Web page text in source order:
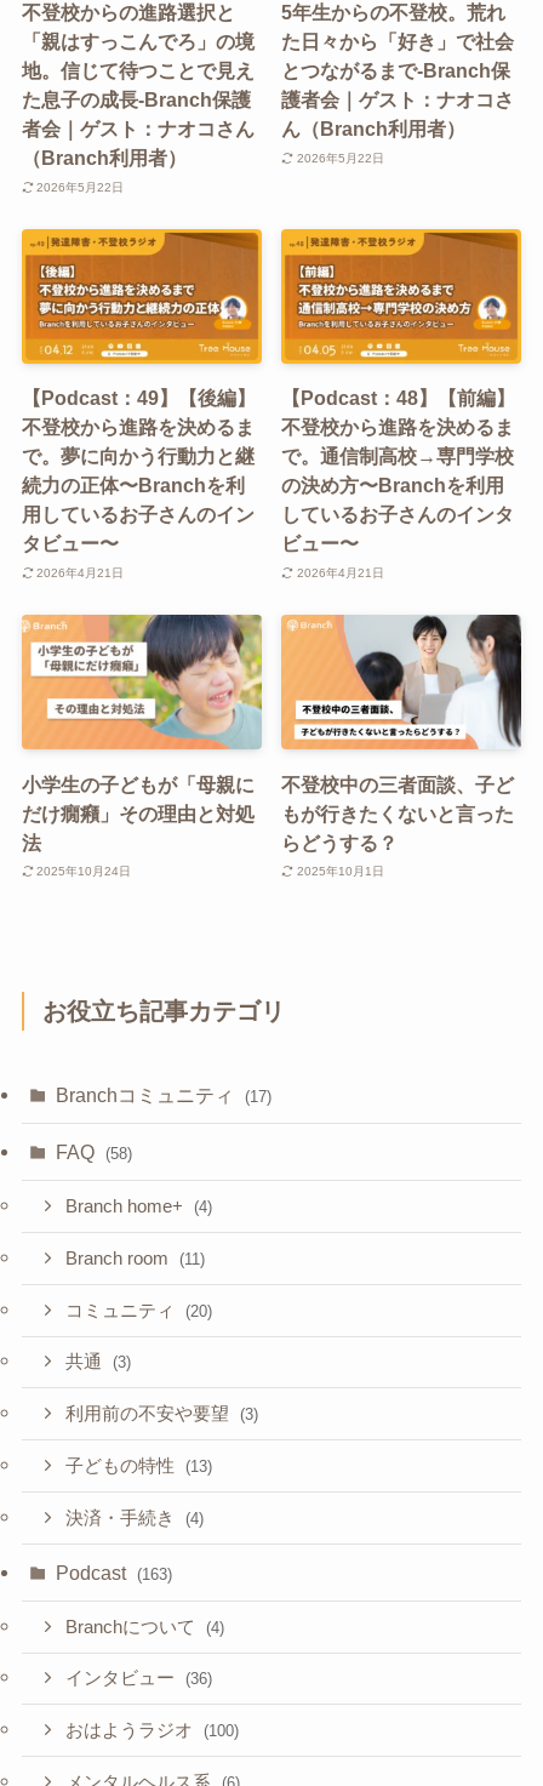
不登校からの進路選択と
「親はすっこんでろ」の境
地。信じて待つことで見え
た息子の成長-Branch保護
者会｜ゲスト：ナオコさん
（Branch利用者）
2026年5月22日
5年生からの不登校。荒れ
た日々から「好き」で社会
とつながるまで-Branch保
護者会｜ゲスト：ナオコさ
ん（Branch利用者）
2026年5月22日
【Podcast：49】【後編】
不登校から進路を決めるま
で。夢に向かう行動力と継
続力の正体〜Branchを利
用しているお子さんのイン
タビュー〜
2026年4月21日
【Podcast：48】【前編】
不登校から進路を決めるま
で。通信制高校→専門学校
の決め方〜Branchを利用
しているお子さんのインタ
ビュー〜
2026年4月21日
小学生の子どもが「母親に
だけ癇癪」その理由と対処
法
2025年10月24日
不登校中の三者面談、子ど
もが行きたくないと言った
らどうする？
2025年10月1日
お役立ち記事カテゴリ
Branchコミュニティ (17)
FAQ (58)
Branch home+ (4)
Branch room (11)
コミュニティ (20)
共通 (3)
利用前の不安や要望 (3)
子どもの特性 (13)
決済・手続き (4)
Podcast (163)
Branchについて (4)
インタビュー (36)
おはようラジオ (100)